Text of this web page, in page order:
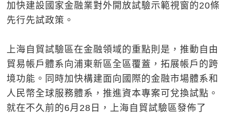
加快建設國家金融業對外開放試驗示範視窗的20條
先行先試政策。
上海自貿試驗區在金融領域的重點則是，推動自由
貿易帳戶體系向浦東新區全區覆蓋，拓展帳戶的跨
境功能。同時加快構建面向國際的金融市場體系和
人民幣全球服務體系，推進資本專案可兌換試點。
就在不久前的6月28日，上海自貿試驗區發佈了